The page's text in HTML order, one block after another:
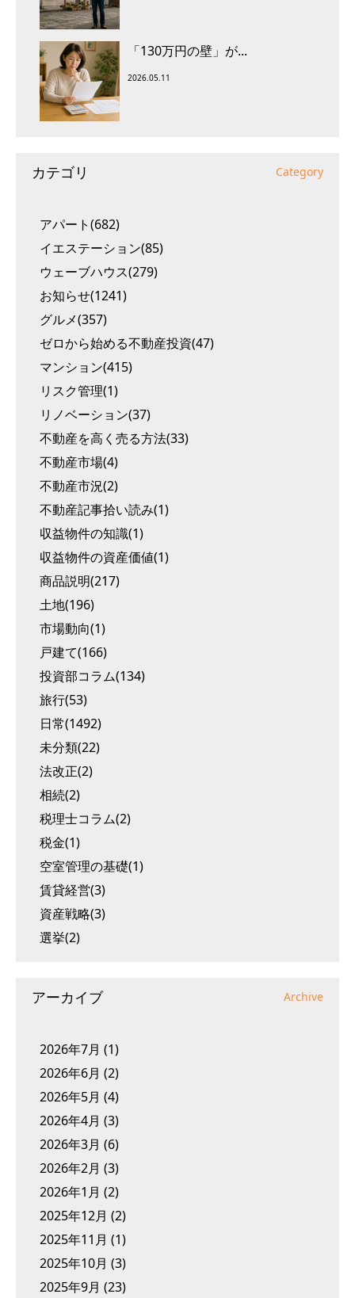
「130万円の壁」が...
2026.05.11
カテゴリ Category
アパート(682)
イエステーション(85)
ウェーブハウス(279)
お知らせ(1241)
グルメ(357)
ゼロから始める不動産投資(47)
マンション(415)
リスク管理(1)
リノベーション(37)
不動産を高く売る方法(33)
不動産市場(4)
不動産市況(2)
不動産記事拾い読み(1)
収益物件の知識(1)
収益物件の資産価値(1)
商品説明(217)
土地(196)
市場動向(1)
戸建て(166)
投資部コラム(134)
旅行(53)
日常(1492)
未分類(22)
法改正(2)
相続(2)
税理士コラム(2)
税金(1)
空室管理の基礎(1)
賃貸経営(3)
資産戦略(3)
選挙(2)
アーカイブ Archive
2026年7月 (1)
2026年6月 (2)
2026年5月 (4)
2026年4月 (3)
2026年3月 (6)
2026年2月 (3)
2026年1月 (2)
2025年12月 (2)
2025年11月 (1)
2025年10月 (3)
2025年9月 (23)